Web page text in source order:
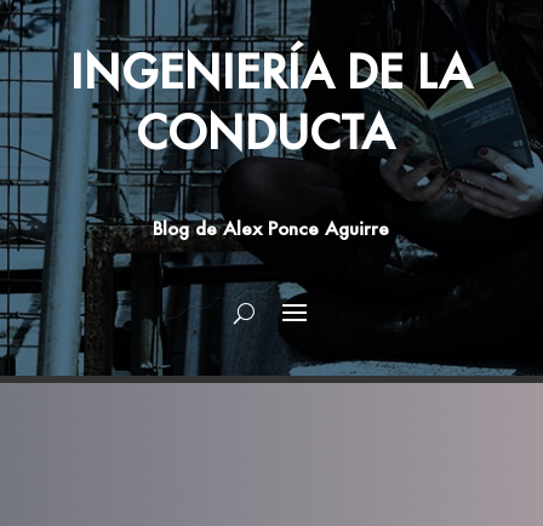
INGENIERÍA DE LA
CONDUCTA
Blog de Alex Ponce Aguirre